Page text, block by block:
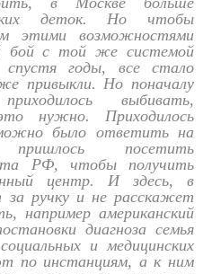
деток. Но чтобы
этими возможностями
бой с той же системой
спустя годы, все стало
привыкли. Но поначалу
выбивать,
нужно. Приходилось
было ответить на
посетить
РФ, чтобы получить
центр. И здесь, в
за ручку и не расскажет
например американский
диагноза семья
и медицинских
по инстанциям, а к ним